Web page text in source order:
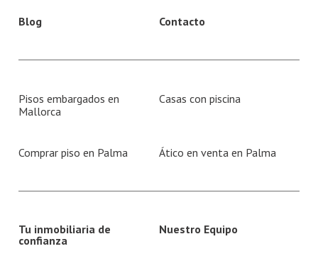
Blog Contacto
Pisos embargados en
Mallorca
Casas con piscina
Comprar piso en Palma Ático en venta en Palma
Tu inmobiliaria de
confianza
Nuestro Equipo